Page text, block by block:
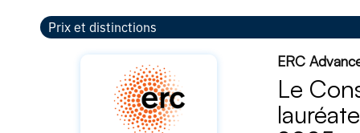
Prix et distinctions
ERC
Le